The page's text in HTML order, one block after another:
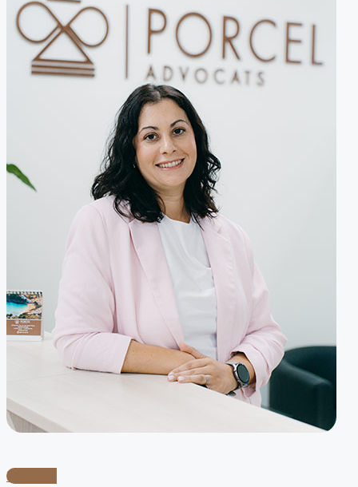
Linkedin